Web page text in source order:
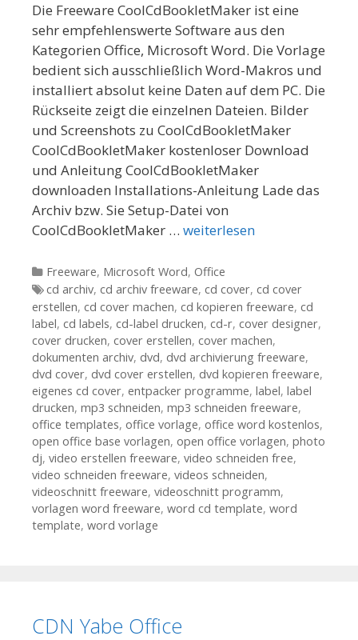
Die Freeware CoolCdBookletMaker ist eine
sehr empfehlenswerte Software aus den
Kategorien Office, Microsoft Word. Die Vorlage
bedient sich ausschließlich Word-Makros und
installiert absolut keine Daten auf dem PC. Die
Rückseite zeigt die einzelnen Dateien. Bilder
und Screenshots zu CoolCdBookletMaker
CoolCdBookletMaker kostenloser Download
und Anleitung CoolCdBookletMaker
downloaden Installations-Anleitung Lade das
Archiv bzw. Sie Setup-Datei von
CoolCdBookletMaker … weiterlesen
Kategorien
Freeware, Microsoft Word, Office
Tags
cd archiv, cd archiv freeware, cd cover, cd cover
erstellen, cd cover machen, cd kopieren freeware, cd
label, cd labels, cd-label drucken, cd-r, cover designer,
cover drucken, cover erstellen, cover machen,
dokumenten archiv, dvd, dvd archivierung freeware,
dvd cover, dvd cover erstellen, dvd kopieren freeware,
eigenes cd cover, entpacker programme, label, label
drucken, mp3 schneiden, mp3 schneiden freeware,
office templates, office vorlage, office word kostenlos,
open office base vorlagen, open office vorlagen, photo
dj, video erstellen freeware, video schneiden free,
video schneiden freeware, videos schneiden,
videoschnitt freeware, videoschnitt programm,
vorlagen word freeware, word cd template, word
template, word vorlage
CDN Yabe Office